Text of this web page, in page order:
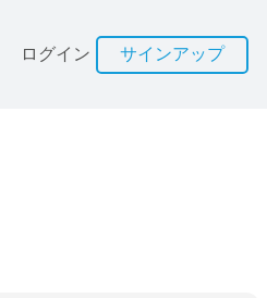
ログイン サインアップ